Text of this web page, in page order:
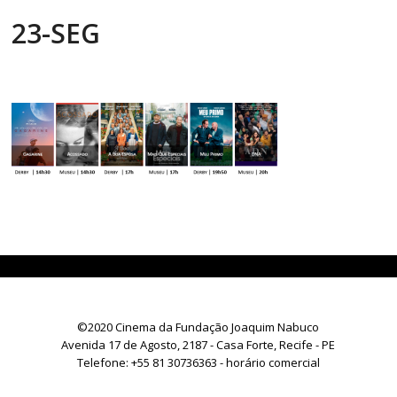
23-SEG
©2020 Cinema da Fundação Joaquim Nabuco
Avenida 17 de Agosto, 2187 - Casa Forte, Recife - PE
Telefone: +55 81 30736363 - horário comercial